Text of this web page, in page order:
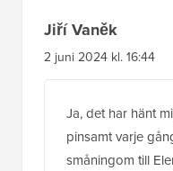
Jiří Vaněk
2 juni 2024 kl. 16:44
Ja, det har hänt
pinsamt varje
småningom till